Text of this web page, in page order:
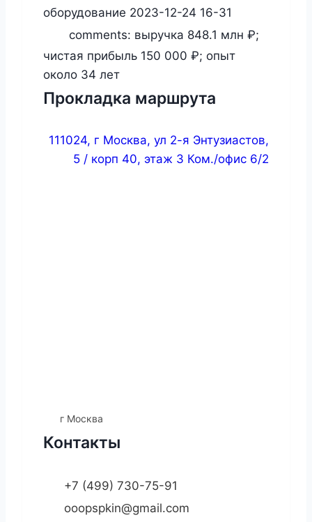
оборудование 2023-12-24 16-31
comments: выручка 848.1 млн ₽;
чистая прибыль 150 000 ₽; опыт
около 34 лет
Прокладка маршрута
111024, г Москва, ул 2-я Энтузиастов,
5 / корп 40, этаж 3 Ком./офис 6/2
г Москва
Контакты
+7 (499) 730-75-91
ooopspkin@gmail.com